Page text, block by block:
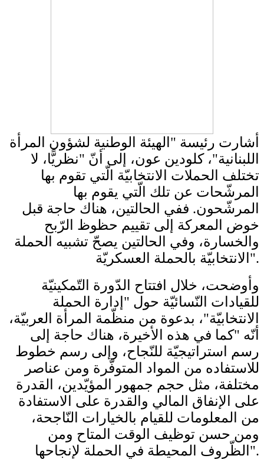
أشارت رئيسة "​الهيئة الوطنية لشؤون المرأة
اللبنانية​"، ​كلودين عون​، إلى أنّ "نظريًّا، لا
تختلف الحملات الانتخابيّة الّتي تقوم بها
المرشّحات عن تلك الّتي يقوم بها
المرشّحون. ‏ففي الحالتين، هناك حاجة قبل
خوض المعركة إلى تقييم حظوظ الرّبح
والخسارة، وفي الحالتين يصحّ تشبيه الحملة
الانتخابيّة بالحملة العسكريّة".
وأوضحت، خلال افتتاح الدّورة التّمكينيّة
للقيادات النّسائيّة حول "إدارة الحملة
الانتخابيّة"، بدعوة من منظّمة المرأة العربيّة،
أنّه "كما في هذه الأخيرة، هناك حاجة إلى
رسم استراتيجيّة للنّجاح، وإلى رسم خطوط
للاستفاده من المواد المتوفّرة ومن عناصر
مختلفة، مثل حجم جمهور المؤيّدين، القدرة
على الإنفاق المالي والقدرة على الاستفادة
من المعلومات للقيام بالخيارات النّاجحة،
ومن حسن توظيف الوقت المتاح ومن
الظّروف المحيطة في الحملة لإنجاحها".